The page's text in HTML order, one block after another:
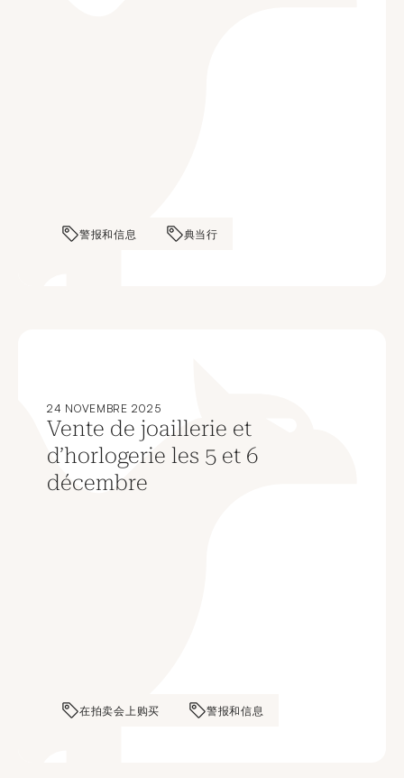
警报和信息 典当行
24 NOVEMBRE 2025
Vente de joaillerie et
d’horlogerie les 5 et 6
décembre
在拍卖会上购买 警报和信息